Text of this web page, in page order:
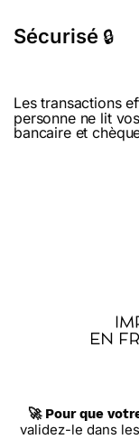
Sécurisé 🔒
Les transactions
personne ne lit
bancaire et
🚀 Pour que
validez-le dans les